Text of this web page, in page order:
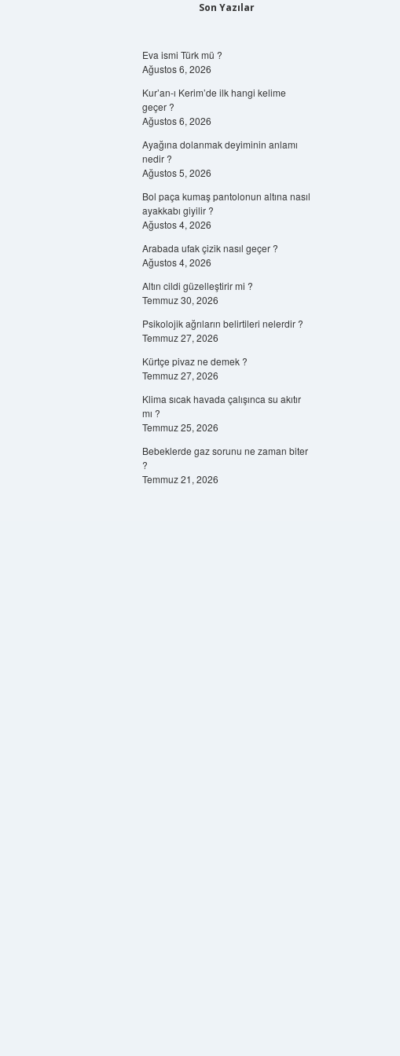
Son Yazılar
Eva ismi Türk mü ?
Ağustos 6, 2026
Kur’an-ı Kerim’de ilk hangi kelime
geçer ?
Ağustos 6, 2026
Ayağına dolanmak deyiminin anlamı
nedir ?
Ağustos 5, 2026
Bol paça kumaş pantolonun altına nasıl
ayakkabı giyilir ?
Ağustos 4, 2026
Arabada ufak çizik nasıl geçer ?
Ağustos 4, 2026
Altın cildi güzelleştirir mi ?
Temmuz 30, 2026
Psikolojik ağrıların belirtileri nelerdir ?
Temmuz 27, 2026
Kürtçe pivaz ne demek ?
Temmuz 27, 2026
Klima sıcak havada çalışınca su akıtır
mı ?
Temmuz 25, 2026
Bebeklerde gaz sorunu ne zaman biter
?
Temmuz 21, 2026